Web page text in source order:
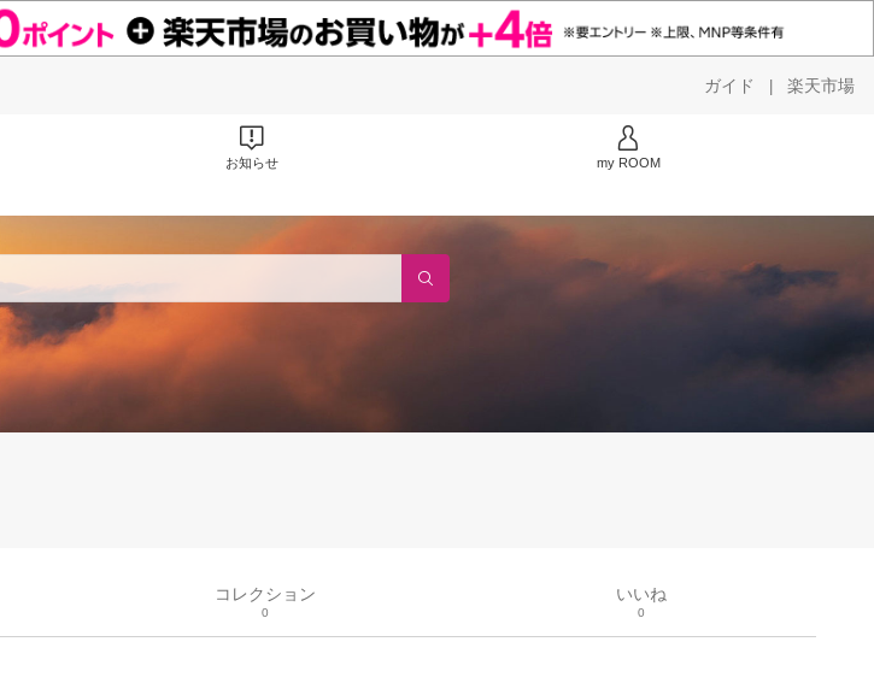
ガイド | 楽天市場
お知らせ my ROOM
コレクション
0
いいね
0